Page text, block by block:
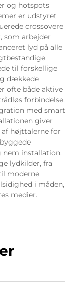
og hotspots
er udstyret
crossovere
som arbejder
lyd på alle
til forskellige
dækkede
ofte både aktive
forbindelse,
med smart
giver
højttalerne for
nem installation.
lydkilder, fra
moderne
i måden,
medier.